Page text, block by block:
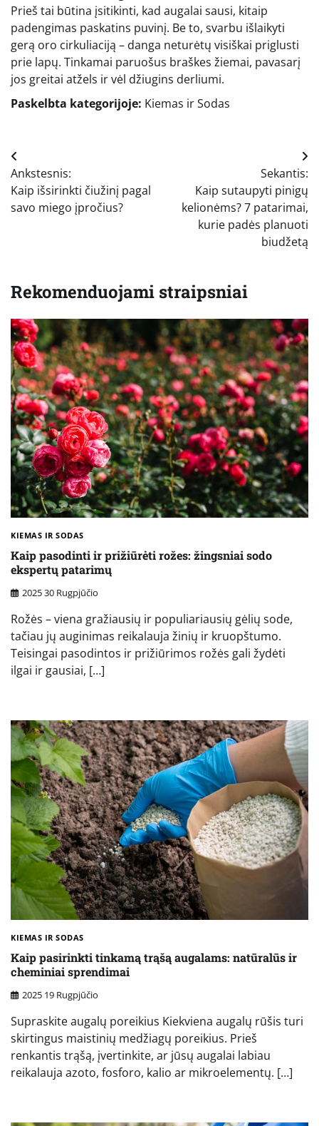
Prieš tai būtina įsitikinti, kad augalai sausi, kitaip
padengimas paskatins puvinį. Be to, svarbu išlaikyti
gerą oro cirkuliaciją – danga neturėtų visiškai priglusti
prie lapų. Tinkamai paruošus braškes žiemai, pavasarį
jos greitai atžels ir vėl džiugins derliumi.
Paskelbta kategorijoje: Kiemas ir Sodas
Navigacija
tarp
įrašų
Ankstesnis:
Kaip išsirinkti čiužinį pagal
savo miego įpročius?
Sekantis:
Kaip sutaupyti pinigų
kelionėms? 7 patarimai,
kurie padės planuoti
biudžetą
Rekomenduojami straipsniai
KIEMAS IR SODAS
Kaip pasodinti ir prižiūrėti rožes: žingsniai sodo
ekspertų patarimų
2025 30 Rugpjūčio
Rožės – viena gražiausių ir populiariausių gėlių sode,
tačiau jų auginimas reikalauja žinių ir kruopštumo.
Teisingai pasodintos ir prižiūrimos rožės gali žydėti
ilgai ir gausiai, […]
KIEMAS IR SODAS
Kaip pasirinkti tinkamą trąšą augalams: natūralūs ir
cheminiai sprendimai
2025 19 Rugpjūčio
Supraskite augalų poreikius Kiekviena augalų rūšis turi
skirtingus maistinių medžiagų poreikius. Prieš
renkantis trąšą, įvertinkite, ar jūsų augalai labiau
reikalauja azoto, fosforo, kalio ar mikroelementų. […]